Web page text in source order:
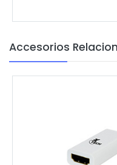
Accesorios